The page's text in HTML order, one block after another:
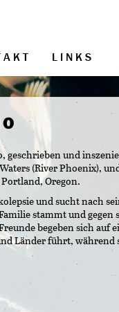
LINKS
geschrieben und
(River Phoenix),
Oregon.
und sucht nach
stammt und gegen
begeben sich auf
Länder führt,